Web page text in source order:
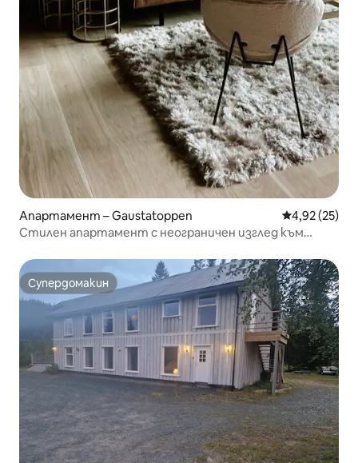
Апартамент – Gaustatoppen Средна
4,92 (25)
Стилен апартамент с неограничен изглед към
Супердомакин
Супердомакин